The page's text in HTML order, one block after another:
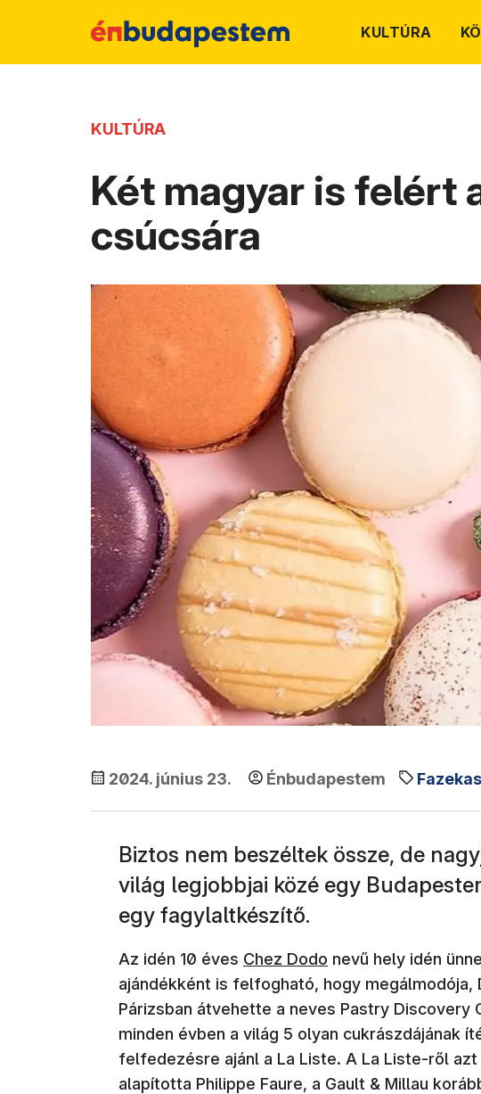
KULTÚRA
KULTÚRA
Két magyar is felért
csúcsára
2024. június 23. Énbudapestem
Biztos nem beszéltek össze, de
világ legjobbjai közé egy
egy fagylaltkészítő.
Az idén 10 éves Chez Dodo nevű hely idén
ajándékként is felfogható, hogy megálmodója,
Párizsban átvehette a neves Pastry Discovery
minden évben a világ 5 olyan cukrászdájának
felfedezésre ajánl a La Liste. A La Liste-ről
alapította Philippe Faure, a Gault & Millau